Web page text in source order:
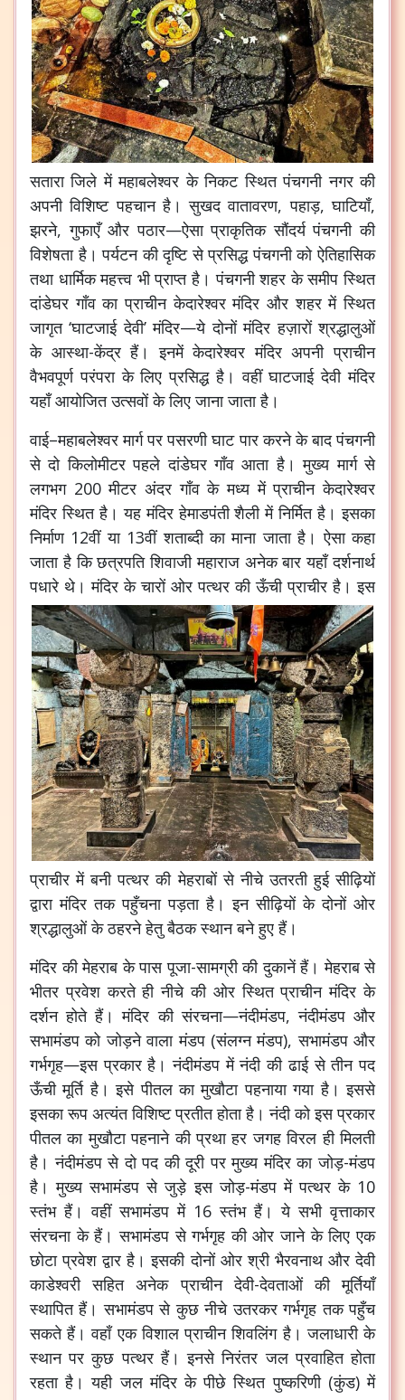
सतारा जिले में महाबलेश्वर के निकट स्थित पंचगनी नगर की
अपनी विशिष्ट पहचान है। सुखद वातावरण, पहाड़, घाटियाँ,
झरने, गुफाएँ और पठार—ऐसा प्राकृतिक सौंदर्य पंचगनी की
विशेषता है। पर्यटन की दृष्टि से प्रसिद्ध पंचगनी को ऐतिहासिक
तथा धार्मिक महत्त्व भी प्राप्त है। पंचगनी शहर के समीप स्थित
दांडेघर गाँव का प्राचीन केदारेश्वर मंदिर और शहर में स्थित
जागृत ‘घाटजाई देवी’ मंदिर—ये दोनों मंदिर हज़ारों श्रद्धालुओं
के आस्था-केंद्र हैं। इनमें केदारेश्वर मंदिर अपनी प्राचीन
वैभवपूर्ण परंपरा के लिए प्रसिद्ध है। वहीं घाटजाई देवी मंदिर
यहाँ आयोजित उत्सवों के लिए जाना जाता है।
वाई–महाबलेश्वर मार्ग पर पसरणी घाट पार करने के बाद पंचगनी
से दो किलोमीटर पहले दांडेघर गाँव आता है। मुख्य मार्ग से
लगभग 200 मीटर अंदर गाँव के मध्य में प्राचीन केदारेश्वर
मंदिर स्थित है। यह मंदिर हेमाडपंती शैली में निर्मित है। इसका
निर्माण 12वीं या 13वीं शताब्दी का माना जाता है। ऐसा कहा
जाता है कि छत्रपति शिवाजी महाराज अनेक बार यहाँ दर्शनार्थ
पधारे थे।मंदिर के चारों ओर पत्थर की ऊँची प्राचीर है। इस
प्राचीर में बनी पत्थर की मेहराबों से नीचे उतरती हुई सीढ़ियों
द्वारा मंदिर तक पहुँचना पड़ता है। इन सीढ़ियों के दोनों ओर
श्रद्धालुओं के ठहरने हेतु बैठक स्थान बने हुए हैं।
मंदिर की मेहराब के पास पूजा-सामग्री की दुकानें हैं। मेहराब से
भीतर प्रवेश करते ही नीचे की ओर स्थित प्राचीन मंदिर के
दर्शन होते हैं। मंदिर की संरचना—नंदीमंडप, नंदीमंडप और
सभामंडप को जोड़ने वाला मंडप (संलग्न मंडप), सभामंडप और
गर्भगृह—इस प्रकार है। नंदीमंडप में नंदी की ढाई से तीन पद
ऊँची मूर्ति है। इसे पीतल का मुखौटा पहनाया गया है। इससे
इसका रूप अत्यंत विशिष्ट प्रतीत होता है। नंदी को इस प्रकार
पीतल का मुखौटा पहनाने की प्रथा हर जगह विरल ही मिलती
है। नंदीमंडप से दो पद की दूरी पर मुख्य मंदिर का जोड़-मंडप
है। मुख्य सभामंडप से जुड़े इस जोड़-मंडप में पत्थर के 10
स्तंभ हैं। वहीं सभामंडप में 16 स्तंभ हैं। ये सभी वृत्ताकार
संरचना के हैं। सभामंडप से गर्भगृह की ओर जाने के लिए एक
छोटा प्रवेश द्वार है। इसकी दोनों ओर श्री भैरवनाथ और देवी
काडेश्वरी सहित अनेक प्राचीन देवी-देवताओं की मूर्तियाँ
स्थापित हैं। सभामंडप से कुछ नीचे उतरकर गर्भगृह तक पहुँच
सकते हैं। वहाँ एक विशाल प्राचीन शिवलिंग है। जलाधारी के
स्थान पर कुछ पत्थर हैं। इनसे निरंतर जल प्रवाहित होता
रहता है।यही जल मंदिर के पीछे स्थित पुष्करिणी (कुंड) में